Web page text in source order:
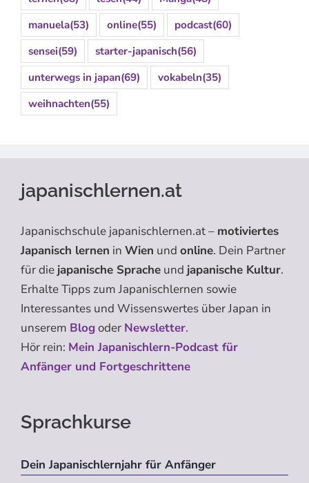
manuela(53) online(55) podcast(60)
sensei(59) starter-japanisch(56)
unterwegs in japan(69) vokabeln(35)
weihnachten(55)
japanischlernen.at
Japanischschule japanischlernen.at – motiviertes
Japanisch lernen in Wien und online. Dein Partner
für die japanische Sprache und japanische Kultur.
Erhalte Tipps zum Japanischlernen sowie
Interessantes und Wissenswertes über Japan in
unserem Blogoder Newsletter.
Hör rein: Mein Japanischlern-Podcast für
Anfänger und Fortgeschrittene
Sprachkurse
Dein Japanischlernjahr für Anfänger